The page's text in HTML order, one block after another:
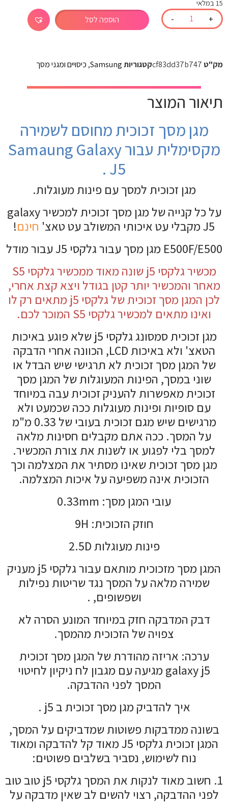
15 במלאי
+
- הוספה לסל
מק"ט cf83dd37b747קטגוריותSamsung
, כיסויים ומגני מסך
תיאור המוצר
מגן מסך זכוכית מחוסם לשמירה
מקסימלית עבור Samaung Galaxy
J5 .
מגן זכוכית למסך עם פינות מעוגלות.
על כל קנייה של מגן מסך זכוכית למכשיר galaxy
J5 מקבלי עט איכותי המשולב עט טאצ'
חינם!
E500F/E500 מגן מסך עבור גלקסי J5 עבור מודל
מכשיר גלקסי j5 שונה מאוד ממכשיר גלקסי S5
מאחר והמכשיר יותר קטן בגודל ויצא קצת אחרי,
לכן המגן מסך זכוכית של גלקסי j5 מתאים רק לו
ואינו מתאים למכשיר גלקסי S5 המוכר לכם.
מגן זכוכית סמסונג גלקסי j5 שלא פוגע באיכות
הטאצ' ולא באיכות LCD, הכוונה אחרי הדבקה
של המגן מסך זכוכית לא תרגישי שיש הבדל או
שוני במסך, הפינות המעוגלות של המגן מסך
זכוכית מאפשרות להעניק זכוכית עבה במיוחד
עם סופיות ופינות מעוגלות ככה שכמעט ולא
מרגישים שיש מגם זכוכית בעובי של 0.33 מ"מ
על המסך. ככה אתם מקבלים חסינות מלאה
למסך בלי לפגוע או לשנות את צורת המכשיר.
מגן מסך זכוכית שאינו מסתיר את המצלמה וכך
הזכוכית אינה משפיעה על איכות המצלמה.
עובי המגן מסך: 0.33mm
חוזק הזכוכית: 9H
פינות מעוגלות 2.5D
המגן מסך מזכוכית מותאם עבור גלקסי j5 מעניק
שמירה מלאה על המסך נגד שריטות נפילות
ושפשופים, .
דבק המדבקה חזק במיוחד המונע הסרה לא
צפויה של הזכוכית מהמסך.
ערכה: אריזה מהודרת של המגן מסך זכוכית
galaxy j5 מגיעה עם מגבון לח ניקיון לחיטוי
המסך לפני ההדבקה.
איך להדביק מגן מסך זכוכית ב j5 .
בשונה ממדבקות פשוטות שמדביקים על המסך,
המגן זכוכית גלקסי J5 מאוד קל להדבקה ומאוד
נוח לשימוש, נסביר בשלבים פשוטים:
1. חשוב מאוד לנקות את המסך גלקסי j5 טוב טוב
לפני ההדבקה, רצוי להשים לב שאין מדבקה על